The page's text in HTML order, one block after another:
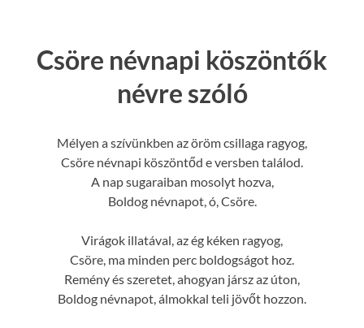
Csöre névnapi köszöntők
névre szóló
Mélyen a szívünkben az öröm csillaga ragyog,
Csöre névnapi köszöntőd e versben találod.
A nap sugaraiban mosolyt hozva,
Boldog névnapot, ó, Csöre.
Virágok illatával, az ég kéken ragyog,
Csöre, ma minden perc boldogságot hoz.
Remény és szeretet, ahogyan jársz az úton,
Boldog névnapot, álmokkal teli jövőt hozzon.